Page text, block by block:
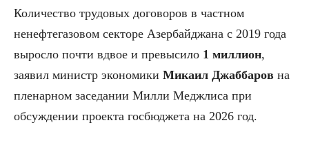
Количество трудовых договоров в частном
ненефтегазовом секторе Азербайджана с 2019 года
выросло почти вдвое и превысило 1 миллион,
заявил министр экономики Микаил Джаббаров на
пленарном заседании Милли Меджлиса при
обсуждении проекта госбюджета на 2026 год.